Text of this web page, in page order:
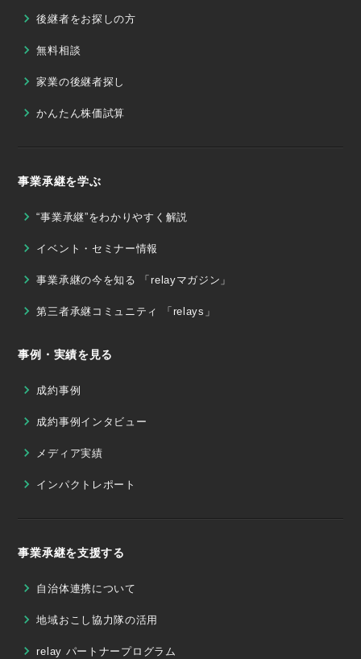
後継者をお探しの方
無料相談
家業の後継者探し
かんたん株価試算
事業承継を学ぶ
“事業承継”をわかりやすく解説
イベント・セミナー情報
事業承継の今を知る 「relayマガジン」
第三者承継コミュニティ 「relays」
事例・実績を見る
成約事例
成約事例インタビュー
メディア実績
インパクトレポート
事業承継を支援する
自治体連携について
地域おこし協力隊の活用
relay パートナープログラム